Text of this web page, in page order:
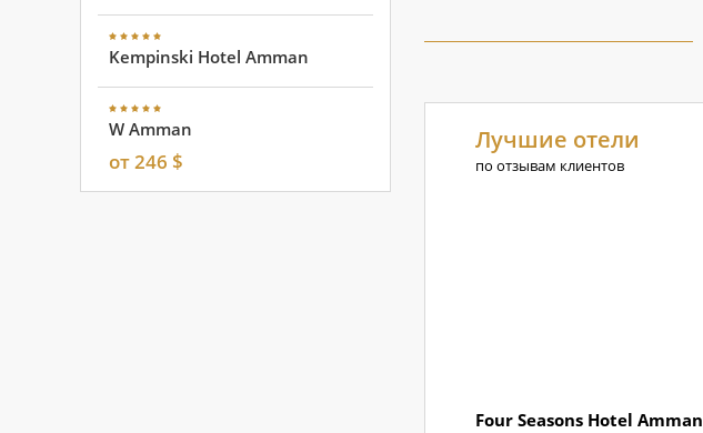
Kempinski Hotel Amman
W Amman
от 246 $
Лучшие отели
по отзывам клиентов
Four Seasons Hotel Amman